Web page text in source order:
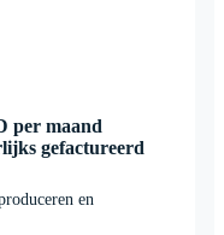
per maand
gefactureerd
en